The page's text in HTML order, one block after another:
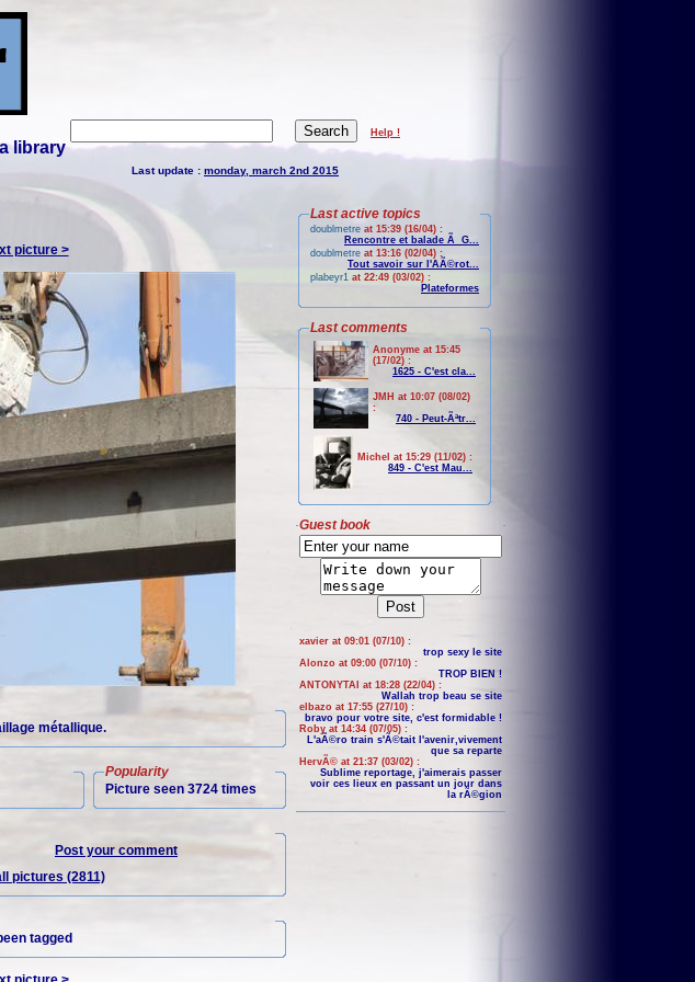
library
Help !
Last update : monday, march 2nd 2015
picture >
métallique.
Popularity
Picture seen 3724 times
Post your comment
pictures (2811)
tagged
Last active topics
doublmetre at 15:39 (16/04) :
Rencontre et balade Ã G...
doublmetre at 13:16 (02/04) :
Tout savoir sur l'AÃ©rot...
plabeyr1 at 22:49 (03/02) :
Plateformes
Last comments
Anonyme at 15:45
(17/02) :
1625 - C'est cla...
JMH at 10:07 (08/02)
:
740 - Peut-Ãªtr...
Michel at 15:29 (11/02) :
849 - C'est Mau...
Guest book
xavier at 09:01 (07/10) :
trop sexy le site
Alonzo at 09:00 (07/10) :
TROP BIEN !
ANTONYTAI at 18:28 (22/04) :
Wallah trop beau se site
elbazo at 17:55 (27/10) :
bravo pour votre site, c'est formidable !
Roby at 14:34 (07/05) :
L'aÃ©ro train s'Ã©tait l'avenir,vivement
que sa reparte
HervÃ© at 21:37 (03/02) :
Sublime reportage, j'aimerais passer
voir ces lieux en passant un jour dans
la rÃ©gion